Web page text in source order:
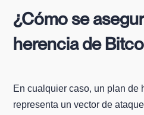
¿Cómo se
herencia de
En cualquier caso, un plan de
representa un vector de